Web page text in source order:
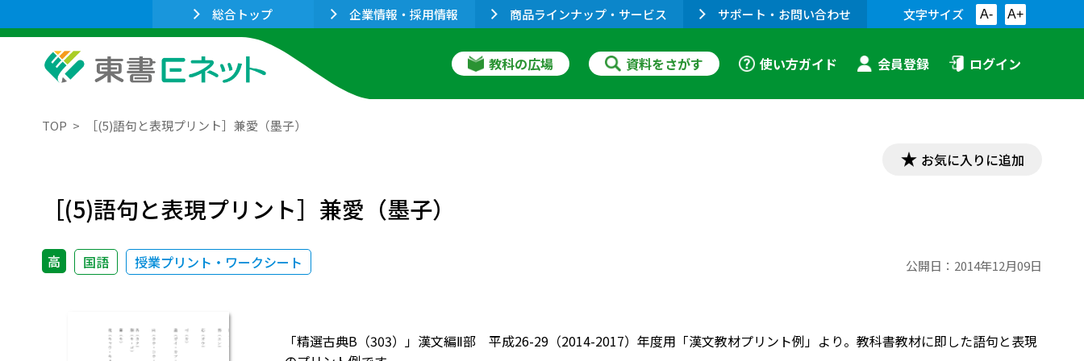
総合トップ 企業情報・採用情報 商品ラインナップ・サービス サポート・お問い合わせ 文字サイズ A- A+
教科の広場 資料をさがす 使い方ガイド 会員登録 ログイン
TOP ［(5)語句と表現プリント］兼愛（墨子）
お気に入りに追加
［(5)語句と表現プリント］兼愛（墨子）
高 国語 授業プリント・ワークシート 公開日： 2014年12月09日
「精選古典B（303）」漢文編Ⅱ部 平成26-29（2014-2017）年度用「漢文教材プリント例」より。教科書教材に即した語句と表現